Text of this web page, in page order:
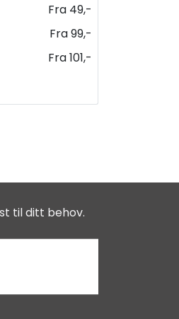
Fra 49,-
Fra 99,-
Fra 101,-
til ditt behov.